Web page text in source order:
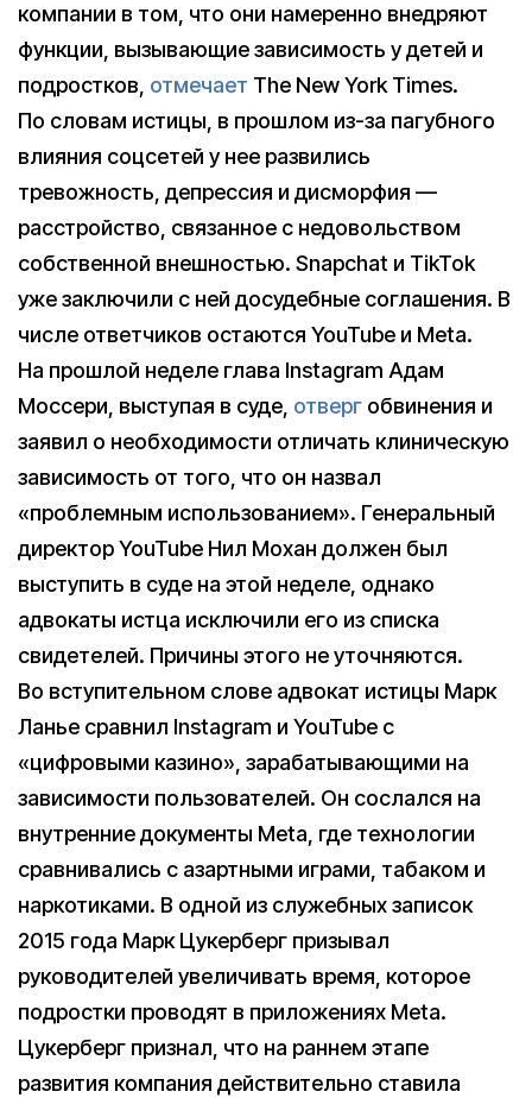
компании в том, что они намеренно внедряют
функции, вызывающие зависимость у детей и
подростков, отмечает The New York Times.
По словам истицы, в прошлом из-за пагубного
влияния соцсетей у нее развились
тревожность, депрессия и дисморфия —
расстройство, связанное с недовольством
собственной внешностью. Snapchat и TikTok
уже заключили с ней досудебные соглашения. В
числе ответчиков остаются YouTube и Meta.
На прошлой неделе глава Instagram Адам
Моссери, выступая в суде, отверг обвинения и
заявил о необходимости отличать клиническую
зависимость от того, что он назвал
«проблемным использованием». Генеральный
директор YouTube Нил Мохан должен был
выступить в суде на этой неделе, однако
адвокаты истца исключили его из списка
свидетелей. Причины этого не уточняются.
Во вступительном слове адвокат истицы Марк
Ланье сравнил Instagram и YouTube с
«цифровыми казино», зарабатывающими на
зависимости пользователей. Он сослался на
внутренние документы Meta, где технологии
сравнивались с азартными играми, табаком и
наркотиками. В одной из служебных записок
2015 года Марк Цукерберг призывал
руководителей увеличивать время, которое
подростки проводят в приложениях Meta.
Цукерберг признал, что на раннем этапе
развития компания действительно ставила